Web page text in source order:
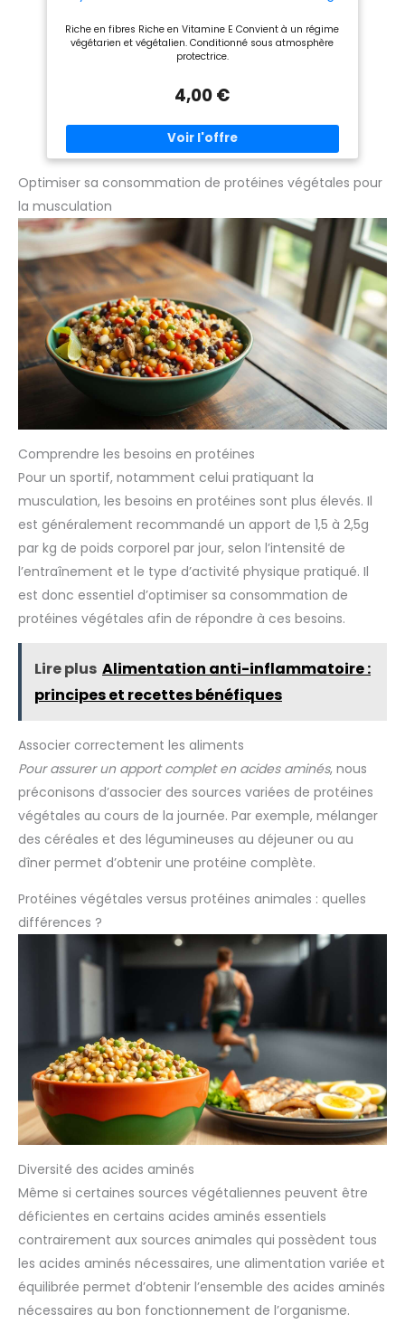
bouchée vous apporte énergie
également à l'apéritif. 🧑‍🍳
IDÉALES EN CUISINE ET EN
PÂTISSERIE : Crues, torréfiées,
vos recettes (financier, cookies
ou muesli), saupoudrées sur
l'amande est l'ingrédient
versatile par excellence, pour
ajouter du croquant à vos
plats préférés, elle est
l'ingrédient idéal pour
🇫🇷 ☀️ MARQUE FRANCAISE -
SUN est une PME familiale
indépendante, spécialiste des
fruits secs depuis plus de 40
ans. Convivialité, plaisir, et
goût des produits naturels
sont notre métier ! Nourris
d’un soleil généreux, nos
produits sont soigneusement
sourcés à travers le monde et
emballés dans nos ateliers en
France, près de Marseille (13).
maison, l'école, le travail ou la
bouchée vous apporte énergie
et plaisir. Dégustez là
PÂTISSERIE : Crues, torréfiées,
concassées ou moulues dans
ou muesli), saupoudrées sur
l'amande est l'ingrédient
versatile par excellence, pour
ajouter du croquant à vos
plats préférés, elle est
sublimer toutes vos recettes.
🇫🇷 ☀️ MARQUE FRANCAISE -
SUN est une PME familiale
indépendante, spécialiste des
fruits secs depuis plus de 40
ans. Convivialité, plaisir, et
goût des produits naturels
sont notre métier ! Nourris
d’un soleil généreux, nos
produits sont soigneusement
sourcés à travers le monde et
emballés dans nos ateliers en
France, près de Marseille (13).
Riche en fibres Riche en Vitamine E Convient à un régime
végétarien et végétalien. Conditionné sous atmosphère
protectrice.
4,00 €
Optimiser sa consommation de protéines végétales pour
la musculation
Comprendre les besoins en protéines
Pour un sportif, notamment celui pratiquant la
musculation, les besoins en protéines sont plus élevés. Il
est généralement recommandé un apport de 1,5 à 2,5g
par kg de poids corporel par jour, selon l’intensité de
l’entraînement et le type d’activité physique pratiqué. Il
est donc essentiel d’optimiser sa consommation de
protéines végétales afin de répondre à ces besoins.
Lire plus Alimentation anti-inflammatoire :
principes et recettes bénéfiques
Associer correctement les aliments
Pour assurer un apport complet en acides aminés, nous
préconisons d’associer des sources variées de protéines
végétales au cours de la journée. Par exemple, mélanger
des céréales et des légumineuses au déjeuner ou au
dîner permet d’obtenir une protéine complète.
Protéines végétales versus protéines animales : quelles
différences ?
Diversité des acides aminés
Même si certaines sources végétaliennes peuvent être
déficientes en certains acides aminés essentiels
contrairement aux sources animales qui possèdent tous
les acides aminés nécessaires, une alimentation variée et
équilibrée permet d’obtenir l’ensemble des acides aminés
nécessaires au bon fonctionnement de l’organisme.